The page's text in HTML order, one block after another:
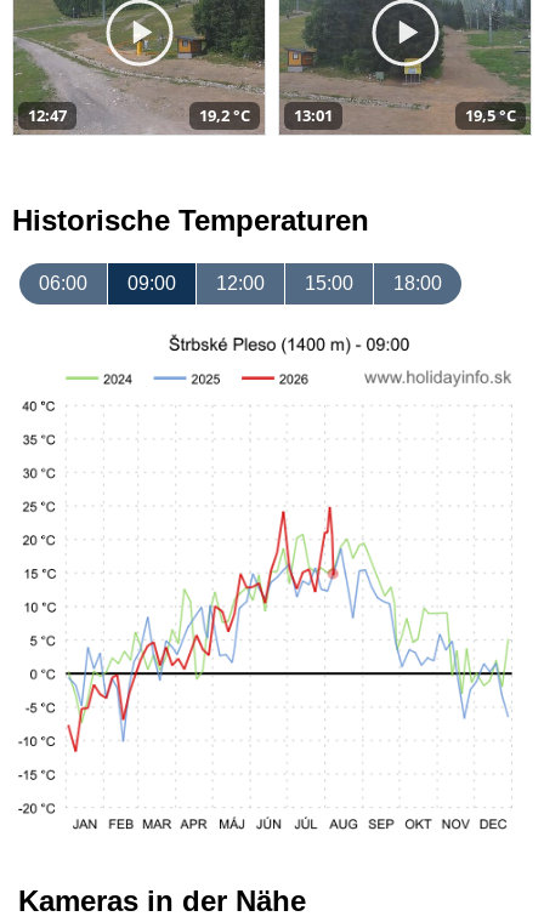
12:47 19,2 °C 13:01 19,5 °C
Historische Temperaturen
06:00 09:00 12:00 15:00 18:00
Kameras in der Nähe